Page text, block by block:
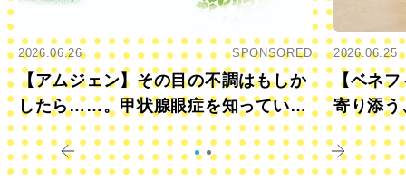
2026.06.26 SPONSORED
【アムジェン】その目の不調はもしか
したら……。甲状腺眼症を知っていま
すか？
2026.06.25
【ベネフ
寄り添う
きに